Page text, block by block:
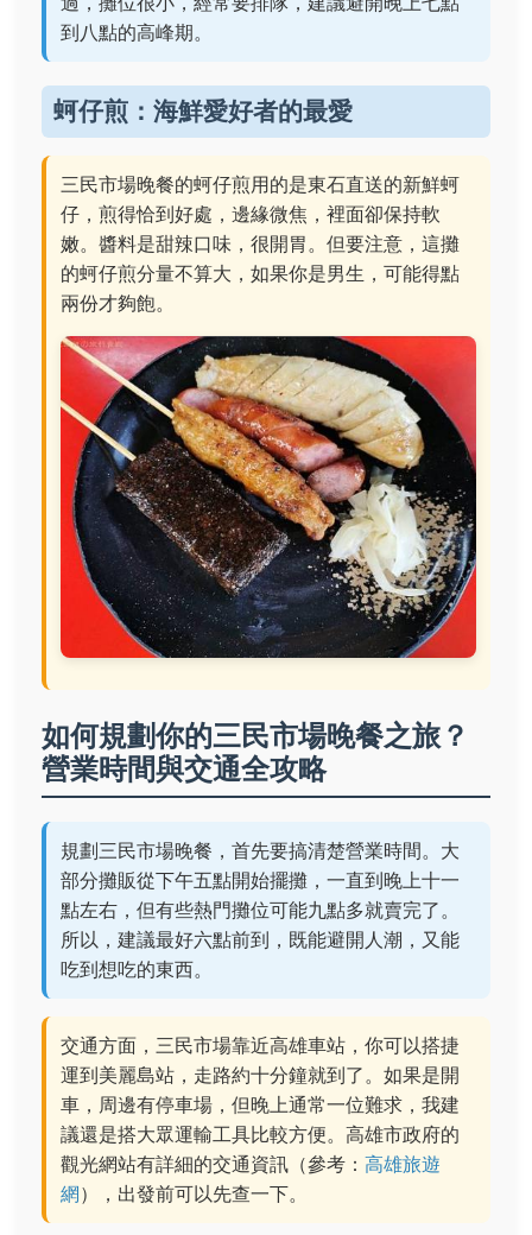
到八點的高峰期。
蚵仔煎：海鮮愛好者的最愛
三民市場晚餐的蚵仔煎用的是東石直送的新鮮蚵
仔，煎得恰到好處，邊緣微焦，裡面卻保持軟
嫩。醬料是甜辣口味，很開胃。但要注意，這攤
的蚵仔煎分量不算大，如果你是男生，可能得點
兩份才夠飽。
如何規劃你的三民市場晚餐之旅？
營業時間與交通全攻略
規劃三民市場晚餐，首先要搞清楚營業時間。大
部分攤販從下午五點開始擺攤，一直到晚上十一
點左右，但有些熱門攤位可能九點多就賣完了。
所以，建議最好六點前到，既能避開人潮，又能
吃到想吃的東西。
交通方面，三民市場靠近高雄車站，你可以搭捷
運到美麗島站，走路約十分鐘就到了。如果是開
車，周邊有停車場，但晚上通常一位難求，我建
議還是搭大眾運輸工具比較方便。高雄市政府的
觀光網站有詳細的交通資訊（參考： 高雄旅遊
網），出發前可以先查一下。